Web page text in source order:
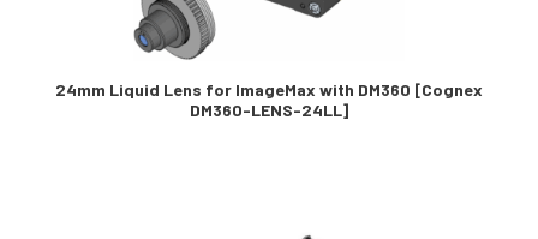
24mm Liquid Lens for ImageMax with DM360 [Cognex
DM360-LENS-24LL]